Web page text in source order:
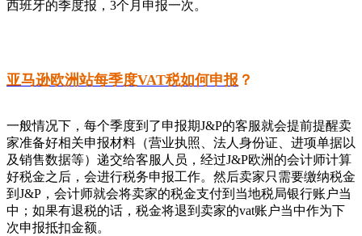
西班牙的季度报，3个月申报一次。
亚马逊欧洲站每季度VAT税如何申报 ？
一般情况下，每个季度到了申报期J&P的客服就会提前提醒卖
家准备好相关申报材料（营业执照、法人身份证、进项单据以
及销售数据等）递交给客服人员，经过J&P欧洲的会计师计算
好税金之后，会进行税务申报工作。然后卖家只需要缴纳税金
到J&P，会计师就会将卖家的税金支付到当地税局银行账户当
中；如果有退税的话，税金将退到卖家的vat账户当中作为下
次申报抵扣金额。